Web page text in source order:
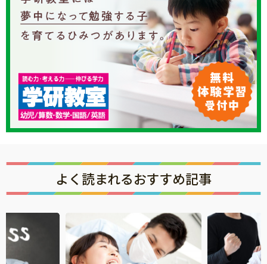
よく読まれるおすすめ記事